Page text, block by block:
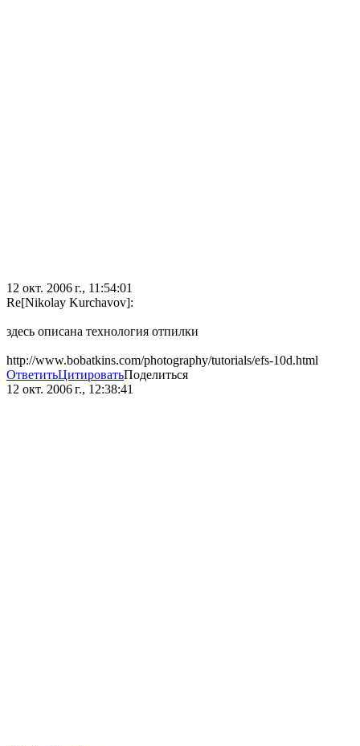
12 окт. 2006 г., 11:54:01
Re[Nikolay Kurchavov]:
здесь описана технология отпилки
http://www.bobatkins.com/photography/tutorials/efs-10d.html
ОтветитьЦитироватьПоделиться
12 окт. 2006 г., 12:38:41